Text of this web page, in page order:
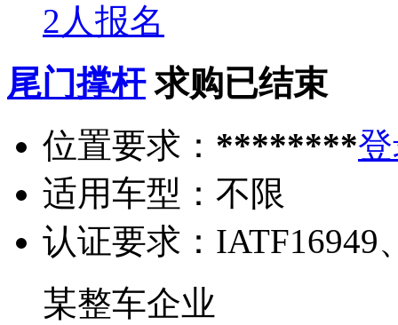
2人报名
尾门撑杆 求购已结束
位置要求： ********
适用车型： 不限
认证要求： IATF16949
某整车企业